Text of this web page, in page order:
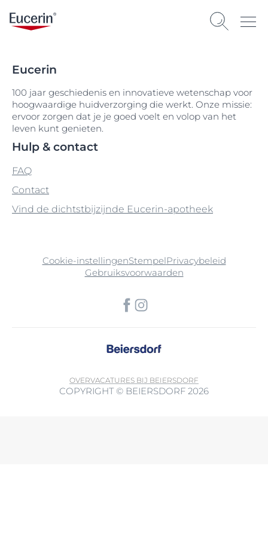
Eucerin
100 jaar geschiedenis en innovatieve wetenschap voor
hoogwaardige huidverzorging die werkt. Onze missie:
ervoor zorgen dat je je goed voelt en volop van het
leven kunt genieten.
Hulp & contact
FAQ
Contact
Vind de dichtstbijzijnde Eucerin-apotheek
Cookie-instellingenStempelPrivacybeleid
Gebruiksvoorwaarden
OVERVACATURES BIJ BEIERSDORF
COPYRIGHT © BEIERSDORF 2026